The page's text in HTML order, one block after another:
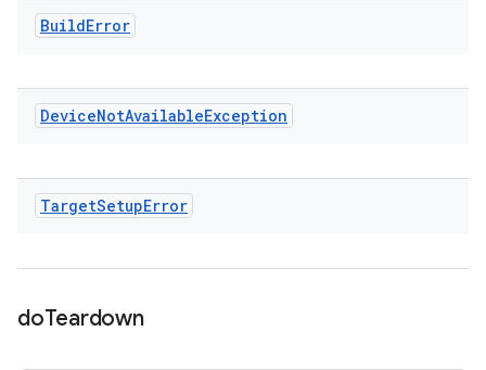
BuildError
DeviceNotAvailableException
TargetSetupError
doTeardown